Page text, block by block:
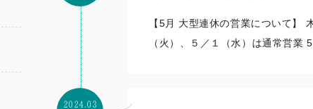
【5月 大型連休の営業について】
（火）、５／１（水）は通常営業
2024.03